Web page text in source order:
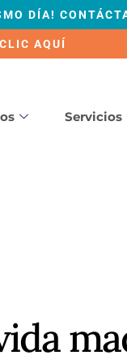
DÍA!
AQUÍ
Servicios